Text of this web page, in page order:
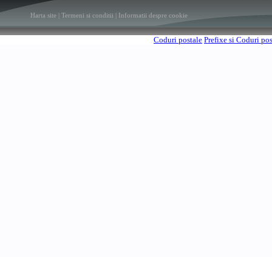
Harta site | Termeni si conditii | Informatii despre cookie
Coduri postale Prefixe si Coduri